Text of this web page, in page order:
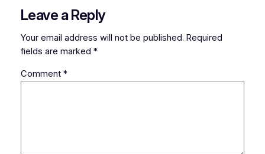
Leave a Reply
Your email address will not be published. Required
fields are marked *
Comment *